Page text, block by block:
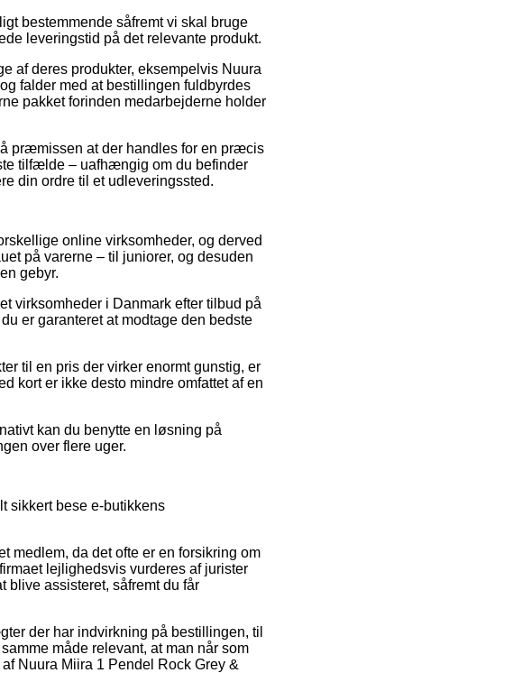
bestemmende såfremt vi skal bruge
leveringstid på det relevante produkt.
af deres produkter, eksempelvis Nuura
falder med at bestillingen fuldbyrdes
pakket forinden medarbejderne holder
præmissen at der handles for en præcis
tilfælde – uafhængig om du befinder
din ordre til et udleveringssted.
online virksomheder, og derved
på varerne – til juniorer, og desuden
gebyr.
virksomheder i Danmark efter tilbud på
er garanteret at modtage den bedste
til en pris der virker enormt gunstig, er
kort er ikke desto mindre omfattet af en
kan du benytte en løsning på
over flere uger.
sikkert bese e-butikkens
medlem, da det ofte er en forsikring om
lejlighedsvis vurderes af jurister
blive assisteret, såfremt du får
der har indvirkning på bestillingen, til
måde relevant, at man når som
Nuura Miira 1 Pendel Rock Grey &